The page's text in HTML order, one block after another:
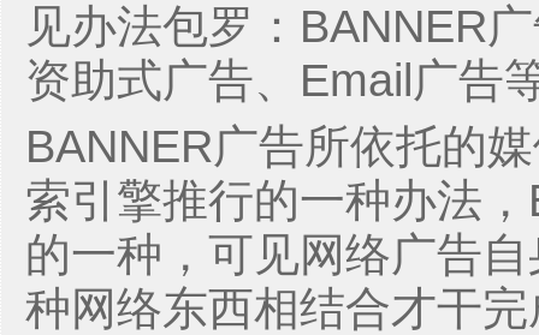
见办法包罗：BANNER
资助式广告、Email广告
BANNER广告所依托的
索引擎推行的一种办法
的一种，可见网络广告
种网络东西相结合才干完